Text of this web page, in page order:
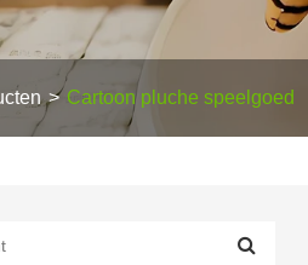
Cartoon pluche speelgoed